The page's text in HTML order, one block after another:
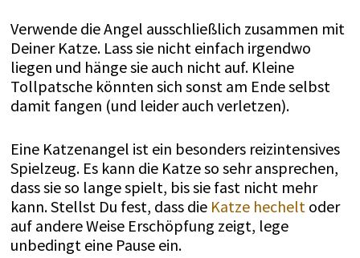
Verwende die Angel ausschließlich zusammen mit
Deiner Katze. Lass sie nicht einfach irgendwo
liegen und hänge sie auch nicht auf. Kleine
Tollpatsche könnten sich sonst am Ende selbst
damit fangen (und leider auch verletzen).
Eine Katzenangel ist ein besonders reizintensives
Spielzeug. Es kann die Katze so sehr ansprechen,
dass sie so lange spielt, bis sie fast nicht mehr
kann. Stellst Du fest, dass die Katze hecheltoder
auf andere Weise Erschöpfung zeigt, lege
unbedingt eine Pause ein.